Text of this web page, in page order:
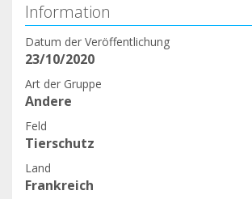
Information
Datum der Veröffentlichung
23/10/2020
Art der Gruppe
Andere
Feld
Tierschutz
Land
Frankreich